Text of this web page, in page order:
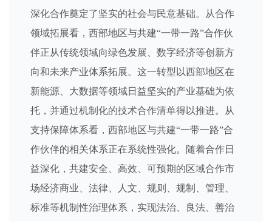
深化合作奠定了坚实的社会与民意基础。从合作
领域拓展看，西部地区与共建“一带一路”合作伙
伴正从传统领域向绿色发展、数字经济等创新方
向和未来产业体系拓展。这一转型以西部地区在
新能源、大数据等领域日益坚实的产业基础为依
托，并通过机制化的技术合作清单得以推进。从
支持保障体系看，西部地区与共建“一带一路”合
作伙伴的相关体系正在系统性强化。随着合作日
益深化，共建安全、高效、可预期的区域合作市
场经济商业、法律、人文、规则、规制、管理、
标准等机制性治理体系，实现法治、良法、善治